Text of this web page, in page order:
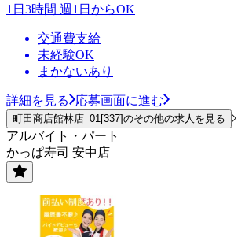
1日3時間 週1日からOK
交通費支給
未経験OK
まかないあり
詳細を見る 応募画面に進む
町田商店館林店_01[337]のその他の求人を見る
アルバイト・パート
かっぱ寿司 安中店